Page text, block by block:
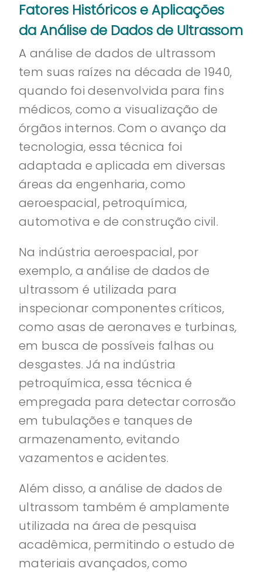
Fatores Históricos e Aplicações
da Análise de Dados de Ultrassom
A análise de dados de ultrassom
tem suas raízes na década de 1940,
quando foi desenvolvida para fins
médicos, como a visualização de
órgãos internos. Com o avanço da
tecnologia, essa técnica foi
adaptada e aplicada em diversas
áreas da engenharia, como
aeroespacial, petroquímica,
automotiva e de construção civil.
Na indústria aeroespacial, por
exemplo, a análise de dados de
ultrassom é utilizada para
inspecionar componentes críticos,
como asas de aeronaves e turbinas,
em busca de possíveis falhas ou
desgastes. Já na indústria
petroquímica, essa técnica é
empregada para detectar corrosão
em tubulações e tanques de
armazenamento, evitando
vazamentos e acidentes.
Além disso, a análise de dados de
ultrassom também é amplamente
utilizada na área de pesquisa
acadêmica, permitindo o estudo de
materiais avançados, como